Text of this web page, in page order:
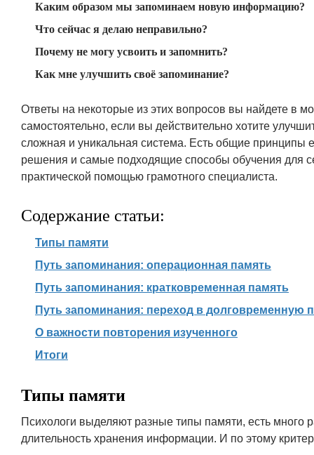
Каким образом мы запоминаем новую информацию?
Что сейчас я делаю неправильно?
Почему не могу усвоить и запомнить?
Как мне улучшить своё запоминание?
Ответы на некоторые из этих вопросов вы найдете в
самостоятельно, если вы действительно хотите
сложная и уникальная система. Есть общие принципы
решения и самые подходящие способы обучения для
практической помощью грамотного специалиста.
Содержание статьи:
Типы памяти
Путь запоминания: операционная память
Путь запоминания: кратковременная память
Путь запоминания: переход в долговременную
О важности повторения изученного
Итоги
Типы памяти
Психологи выделяют разные типы памяти, есть много
длительность хранения информации. И по этому